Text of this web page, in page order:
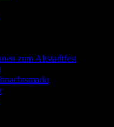
zum Altstadtfest